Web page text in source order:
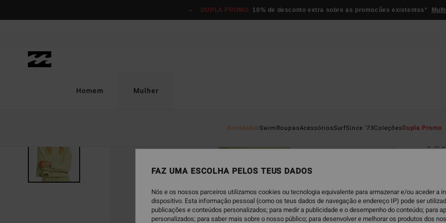
produto
DUPLA PROMO 10% de desconto extra sobre as promocôes existentes*
Homem Mulher
NovidadesSwimRoupasAcessóriosSurfSince '73ColeçõesDupla Promo
FAZ UMA ESCOLHA PELOS TEUS DADOS
Nós e os nossos parceiros utilizamos cookies ou tecnologia equivalente para armazenar e/ou aceder a
dispositivo. Esta informação pessoal (como os teus dados de navegação e endereço IP) pode ser
publicações e conteúdos personalizados; para medir a publicidade e o desempenho do conteúdo; para
personalizados; para saber mais sobre o nosso público; para desenvolver e melhorar os produtos dos